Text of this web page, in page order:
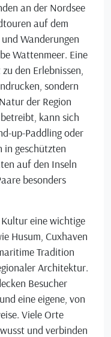
an der Nordsee
auf dem
Wanderungen
Wattenmeer. Eine
den Erlebnissen,
sondern
der Region
kann sich
up-Paddling oder
in geschützten
auf den Inseln
besonders
eine wichtige
Husum, Cuxhaven
Tradition
Architektur.
Besucher
eine eigene, von
Viele Orte
und verbinden